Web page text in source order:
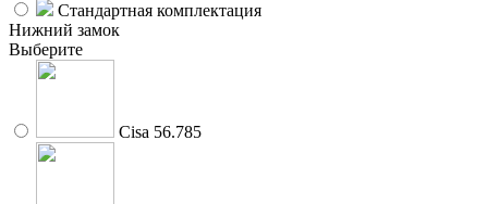
Стандартная комплектация
Нижний замок
Выберите
Cisa 56.785